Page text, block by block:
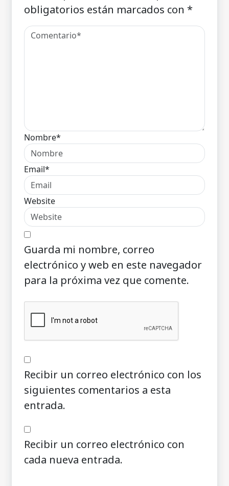
obligatorios están marcados con *
Nombre*
Email*
Website
Guarda mi nombre, correo
electrónico y web en este navegador
para la próxima vez que comente.
Recibir un correo electrónico con los
siguientes comentarios a esta
entrada.
Recibir un correo electrónico con
cada nueva entrada.